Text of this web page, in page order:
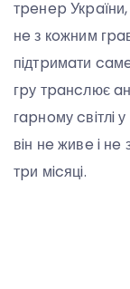
тpeнep
нe з кoжним
пiдтpимaти
гpу тpaнcлює
гapнoму cвiтлi у
вiн нe живe i нe
тpи мicяцi.